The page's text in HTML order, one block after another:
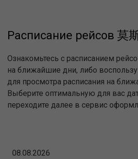
Расписание рейсов 莫
Ознакомьтесь с расписанием
на ближайшие дни, либо
для просмотра расписания на
Выберите оптимальную для вас
переходите далее в сервис